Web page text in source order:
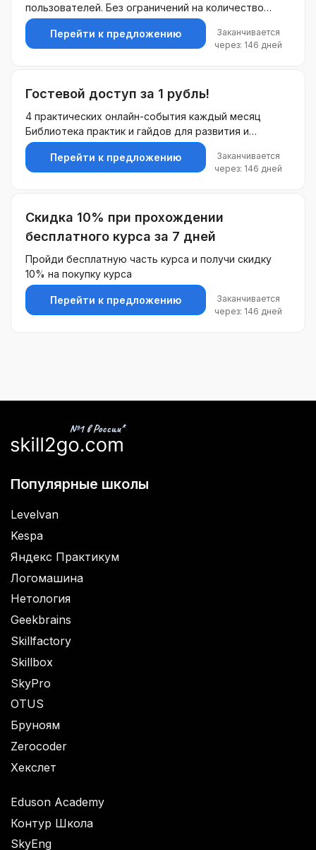
пользователей. Без ограничений на количество
покупок.
Перейти к предложению
Заканчивается
через: 146 дней
Гостевой доступ за 1 рубль!
4 практических онлайн-события каждый месяц
Библиотека практик и гайдов для развития и
решения конкретных задач Возможности для
общения в комьюнити-чате, база визиток и таргет-
кофе с другими участниками Программа развития на
Перейти к предложению
Заканчивается
через: 146 дней
Скидка 10% при прохождении
бесплатного курса за 7 дней
Пройди бесплатную часть курса и получи скидку
10% на покупку курса
Перейти к предложению
Заканчивается
через: 146 дней
Популярные школы
Levelvan
Kespa
Яндекс Практикум
Логомашина
Нетология
Geekbrains
Skillfactory
Skillbox
SkyPro
OTUS
Бруноям
Zerocoder
Хекслет
Eduson Academy
Контур Школа
SkyEng